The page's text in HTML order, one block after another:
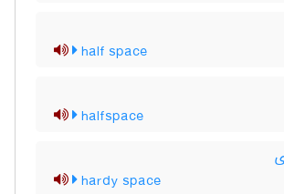
half space
halfspace
hardy space